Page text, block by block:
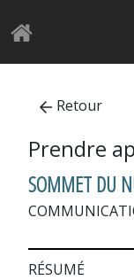
Retour
Prendre
SOMMET DU
RÉSUMÉ